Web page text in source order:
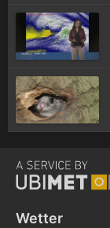
Wetter